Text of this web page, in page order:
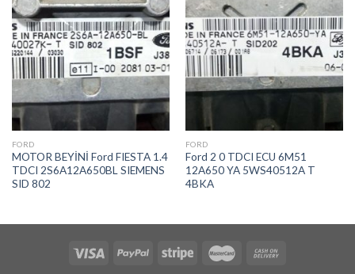
İstek
Listeme
Ekle
FORD
MOTOR BEYİNİ Ford FIESTA 1.4
TDCI 2S6A12A650BL SIEMENS
SID 802
İstek
Listeme
Ekle
FORD
Ford 2 0 TDCI ECU 6M51
12A650 YA 5WS40512A T
4BKA